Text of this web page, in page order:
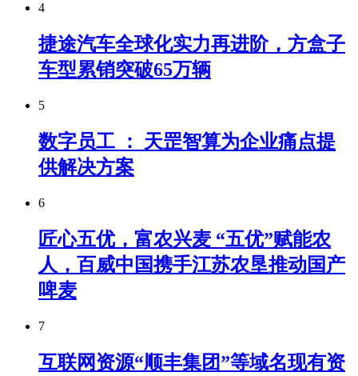
4
捷途汽车全球化实力再进阶，方盒子
车型累销突破65万辆
5
数字员工 ： 天罡智算为企业痛点提
供解决方案
6
匠心五优，富农兴麦 “五优”赋能农
人，百威中国携手江苏农垦推动国产
啤麦
7
互联网资源“顺丰集团”等域名现有资